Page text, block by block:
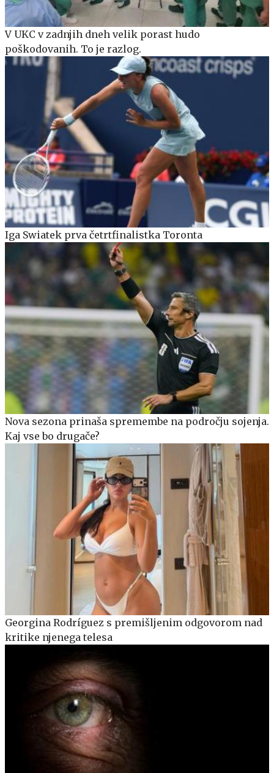
V UKC v zadnjih dneh velik porast hudo
poškodovanih. To je razlog.
Iga Swiatek prva četrtfinalistka Toronta
Nova sezona prinaša spremembe na področju sojenja.
Kaj vse bo drugače?
Georgina Rodríguez s premišljenim odgovorom nad
kritike njenega telesa